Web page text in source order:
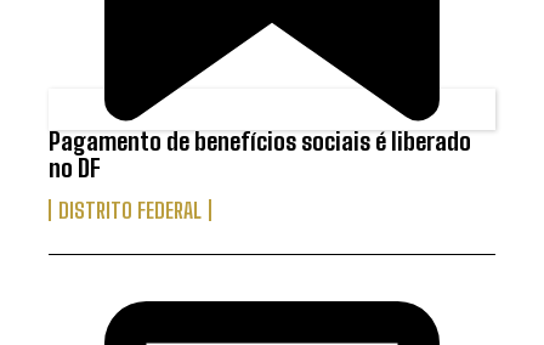
Pagamento de benefícios sociais é liberado
no DF
DISTRITO FEDERAL